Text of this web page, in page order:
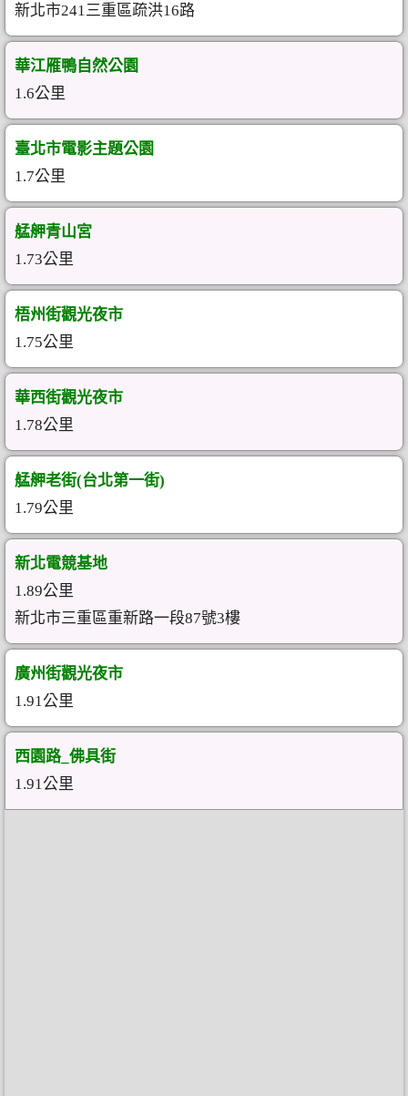
新北市241三重區疏洪16路
華江雁鴨自然公園
1.6公里
臺北市電影主題公園
1.7公里
艋舺青山宮
1.73公里
梧州街觀光夜市
1.75公里
華西街觀光夜市
1.78公里
艋舺老街(台北第一街)
1.79公里
新北電競基地
1.89公里
新北市三重區重新路一段87號3樓
廣州街觀光夜市
1.91公里
西園路_佛具街
1.91公里